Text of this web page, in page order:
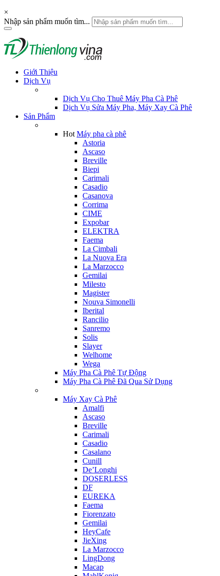
×
Nhập sản phẩm muốn tìm...
Giới Thiệu
Dịch Vụ
Dịch Vụ Cho Thuê Máy Pha Cà Phê
Dịch Vụ Sửa Máy Pha, Máy Xay Cà Phê
Sản Phẩm
Hot Máy pha cà phê
Astoria
Ascaso
Breville
Biepi
Carimali
Casadio
Casanova
Corrima
CIME
Expobar
ELEKTRA
Faema
La Cimbali
La Nuova Era
La Marzocco
Gemilai
Milesto
Magister
Nouva Simonelli
Iberital
Rancilio
Sanremo
Solis
Slayer
Welhome
Wega
Máy Pha Cà Phê Tự Động
Máy Pha Cà Phê Đã Qua Sử Dụng
Máy Xay Cà Phê
Amalfi
Ascaso
Breville
Carimali
Casadio
Casalano
Cunill
De’Longhi
DOSERLESS
DF
EUREKA
Faema
Fiorenzato
Gemilai
HeyCafe
JieXing
La Marzocco
LingDong
Macap